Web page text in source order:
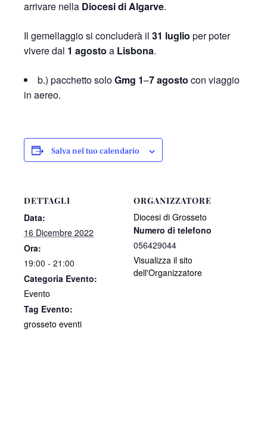
arrivare nella Diocesi di Algarve.
Il gemellaggio si concluderà il 31 luglio per poter
vivere dal 1 agosto a Lisbona.
b.) pacchetto soloGmg 1–7 agosto con viaggio
in aereo.
Salva nel tuo calendario
DETTAGLI
Data:
16 Dicembre 2022
Ora:
19:00 - 21:00
Categoria Evento:
Evento
Tag Evento:
grosseto eventi
ORGANIZZATORE
Diocesi di Grosseto
Numero di telefono
056429044
Visualizza il sito
dell'Organizzatore